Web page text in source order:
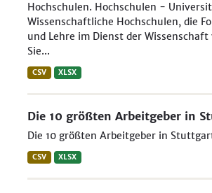
Hochschulen. Hochschulen -
Wissenschaftliche Hochschulen, die
und Lehre im Dienst der Wissenschaft
Sie...
CSV XLSX
Die 10 größten Arbeitgeber in
Die 10 größten Arbeitgeber in
CSV XLSX